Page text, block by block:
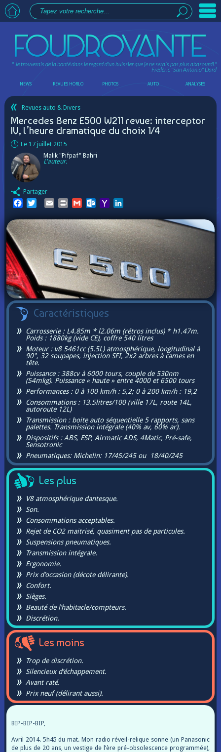
" Je trouverais de la bonté dans le regard d'un huissier que je ne serais pas plus abasourdi."
Frédéric "San Antonio" Dard
NEWS REVUES HORLO PHOTOS AUTO ANALYSES
Revues auto & Divers
Mercedes Benz E500 W211 revue: interceptor
IV, l’heure dramatique du choix 1/4
Le 17 juillet 2015
Malik "Pifpaf" Bahri
L'auteur.
Partager
FacebookTwitterEmailPrint GmailOutlook.com
Yahoo
Caractéristiques
Carrosserie : L4.85m * l2.06m (rétros inclus) * h1.47m.
Poids : 1880kg (vide CE), coffre 540 litres
Moteur : v8 5461cc (5.5L) atmosphérique, longitudinal à
90°, 32 soupapes, injection SFI, 2x2 arbres à cames en
tête.
Puissance : 388cv à 6000 tours, couple de 530nm
(54mkg). Puissance « haute » entre 4000 et 6500 tours
Performances : 0 à 100 km/h : 5,2; 0 à 200 km/h : 19,2
Consommations : 13.5litres/100 (ville 17L, route 14L,
autoroute 12L)
Transmission : boite auto séquentielle 5 rapports, sans
palettes. Transmission intégrale (40% av, 60% ar).
Dispositifs : ABS, ESP, Airmatic ADS, 4Matic, Pré-safe,
Sensotronic
Pneumatiques: Michelin: 17/45/245 ou 18/40/245
Les plus
V8 atmosphérique dantesque.
Son.
Consommations acceptables.
Rejet de CO2 maitrisé, quasiment pas de particules.
Suspensions pneumatiques.
Transmission intégrale.
Ergonomie.
Prix d’occasion (décote délirante).
Confort.
Sièges.
Beauté de l’habitacle/compteurs.
Discrétion.
Les moins
Trop de discrétion.
Silencieux d’échappement.
Avant raté.
Prix neuf (délirant aussi).
BIP-BIP-BIP,
Avril 2014. 5h45 du mat. Mon radio réveil-relique sonne (un Panasonic
de plus de 20 ans, un vestige de l’ère pré-obsolescence programmée),